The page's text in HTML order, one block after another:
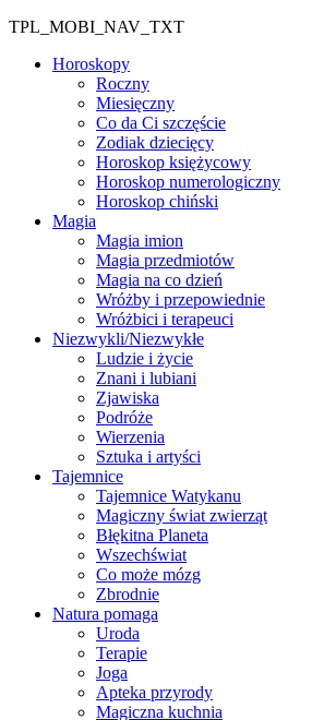
TPL_MOBI_NAV_TXT
Horoskopy
Roczny
Miesięczny
Co da Ci szczęście
Zodiak dziecięcy
Horoskop księżycowy
Horoskop numerologiczny
Horoskop chiński
Magia
Magia imion
Magia przedmiotów
Magia na co dzień
Wróżby i przepowiednie
Wróżbici i terapeuci
Niezwykli/Niezwykłe
Ludzie i życie
Znani i lubiani
Zjawiska
Podróże
Wierzenia
Sztuka i artyści
Tajemnice
Tajemnice Watykanu
Magiczny świat zwierząt
Błękitna Planeta
Wszechświat
Co może mózg
Zbrodnie
Natura pomaga
Uroda
Terapie
Joga
Apteka przyrody
Magiczna kuchnia